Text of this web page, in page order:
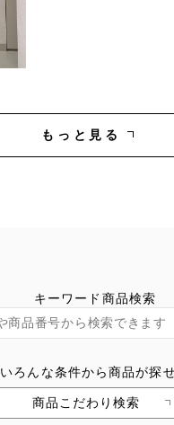
もっと見る
キーワード商品検索
いろんな条件から商品が探
商品こだわり検索